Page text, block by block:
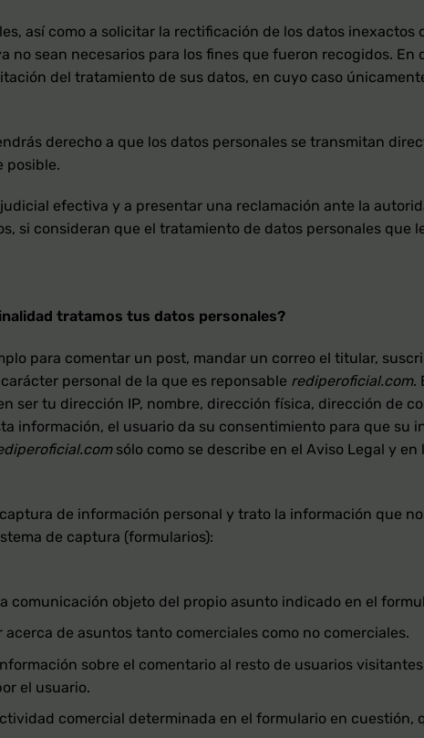
así como a solicitar la rectificación de los datos inexactos
no sean necesarios para los fines que fueron recogidos. En
del tratamiento de sus datos, en cuyo caso
derecho a que los datos personales se transmitan
posible.
efectiva y a presentar una reclamación ante la
si consideran que el tratamiento de datos personales que
tratamos tus datos personales?
para comentar un post, mandar un correo el titular,
personal de la que es reponsable rediperoficial.com.
ser tu dirección IP, nombre, dirección física, dirección de
información, el usuario da su consentimiento para que su
sólo como se describe en el Aviso Legal y
de información personal y trato la información que
de captura (formularios):
comunicación objeto del propio asunto indicado en el
de asuntos tanto comerciales como no comerciales.
sobre el comentario al resto de usuarios
el usuario.
comercial determinada en el formulario en cuestión,